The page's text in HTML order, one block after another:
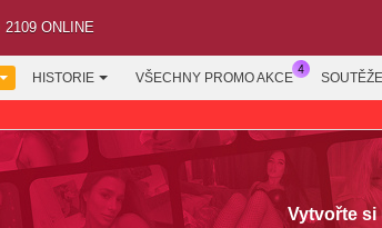
2109 ONLINE
HISTORIE VŠECHNY PROMO AKCE SOUTĚŽE
Vytvořte si